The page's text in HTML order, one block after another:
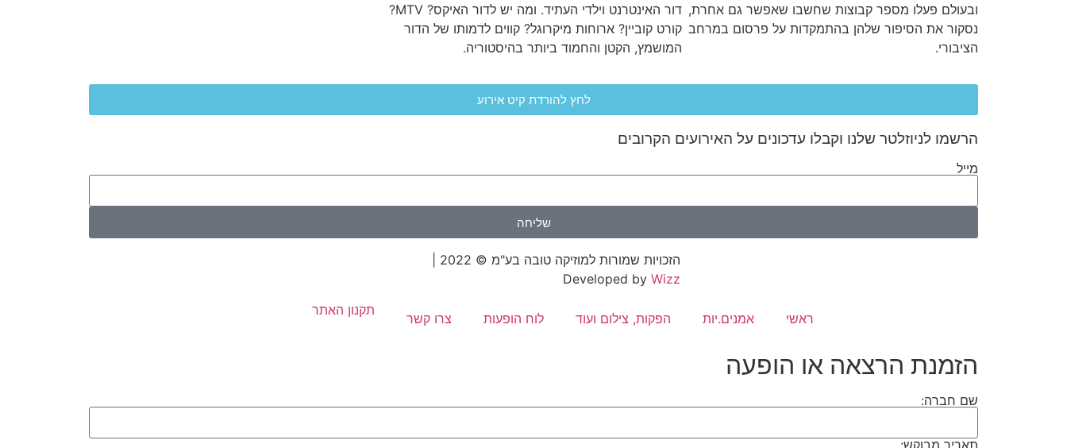
ובעולם פעלו מספר קבוצות שחשבו שאפשר גם אחרת,
נסקור את הסיפור שלהן בהתמקדות על פרסום במרחב
הציבורי.
דור האינטרנט וילדי העתיד. ומה יש לדור האיקס? MTV?
קורט קוביין? ארוחות מיקרוגל? קווים לדמותו של הדור
המושמץ, הקטן והחמוד ביותר בהיסטוריה.
לחץ להורדת קיט אירוע
הרשמו לניוזלטר שלנו וקבלו עדכונים על האירועים הקרובים
מייל
שליחה
Developed byWizz
ראשי אמנים.יות הפקות, צילום ועוד לוח הופעות צרו קשר
תקנון האתר
הזמנת הרצאה או הופעה
שם חברה: